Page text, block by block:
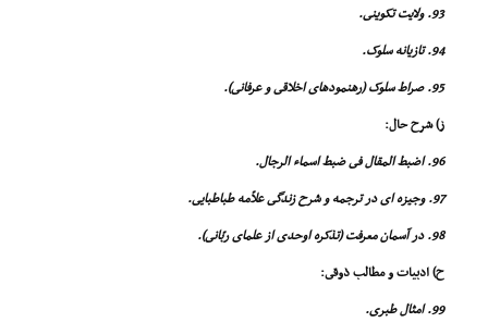
93. ولایت تکوینى.
94. تازیانه سلوک.
95. صراط سلوک (رهنمودهاى اخلاقى و عرفانى).
ز) شرح حال:
96. اضبط المقال فى ضبط اسماء الرجال.
97. وجیزه اى در ترجمه و شرح زندگى علاّمه طباطبایى.
98. در آسمان معرفت (تذکره اوحدى از علماى ربّانى).
ح) ادبیات و مطالب ذوقى:
99. امثال طبرى.